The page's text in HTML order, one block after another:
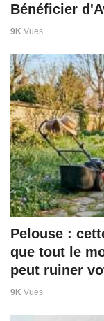
Bénéficier
9K Vues
Pelouse :
que tout le
peut ruiner
9K Vues